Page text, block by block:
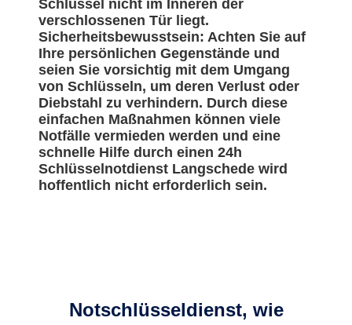
Schlüssel nicht im Inneren der
verschlossenen Tür liegt.
Sicherheitsbewusstsein: Achten Sie auf
Ihre persönlichen Gegenstände und
seien Sie vorsichtig mit dem Umgang
von Schlüsseln, um deren Verlust oder
Diebstahl zu verhindern. Durch diese
einfachen Maßnahmen können viele
Notfälle vermieden werden und eine
schnelle Hilfe durch einen 24h
Schlüsselnotdienst Langschede wird
hoffentlich nicht erforderlich sein.
Notschlüsseldienst, wie